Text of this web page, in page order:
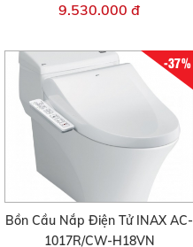
9.530.000 đ
-37%
Bồn Cầu Nắp Điện Tử INAX AC-
1017R/CW-H18VN